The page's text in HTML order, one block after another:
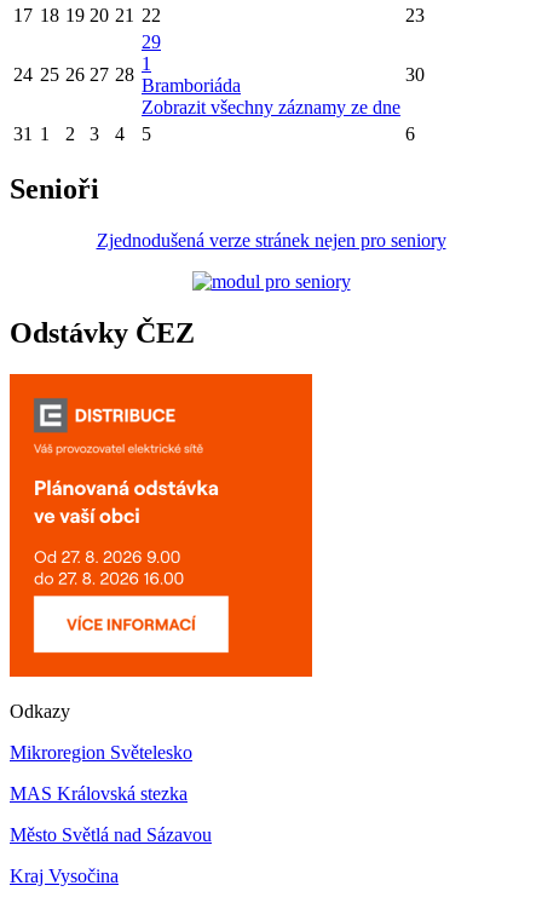
17 18 19 20 21 22 23
24 25 26 27 28
29
1
Bramboriáda
Zobrazit všechny záznamy ze dne
30
31 1 2 3 4 5 6
Senioři
Zjednodušená verze stránek nejen pro seniory
Odstávky ČEZ
Odkazy
Mikroregion Světelesko
MAS Královská stezka
Město Světlá nad Sázavou
Kraj Vysočina